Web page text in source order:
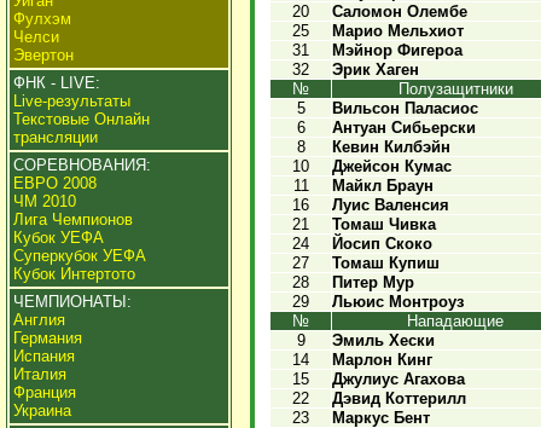
Фулхэм
Челси
Эвертон
ФНК - LIVE:
Live-результаты
Текстовые Онлайн
трансляции
СОРЕВНОВАНИЯ:
ЕВРО 2008
ЧМ 2010
Лига Чемпионов
Кубок УЕФА
Суперкубок УЕФА
Кубок Интертото
ЧЕМПИОНАТЫ:
Англия
Германия
Испания
Италия
Франция
Украина
20
Саломон Олембе
25
Марио Мельхиот
31
Мэйнор Фигероа
32
Эрик Хаген
№
Полузащитники
5
Вильсон Паласиос
6
Антуан Сибьерски
8
Кевин Килбэйн
10
Джейсон Кумас
11
Майкл Браун
16
Луис Валенсия
21
Томаш Чивка
24
Йосип Скоко
27
Томаш Купиш
28
Питер Мур
29
Льюис Монтроуз
№
Нападающие
9
Эмиль Хески
14
Марлон Кинг
15
Джулиус Агахова
22
Дэвид Коттерилл
23
Маркус Бент